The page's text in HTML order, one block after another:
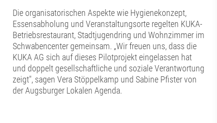
Die organisatorischen Aspekte wie Hygienekonzept,
Essensabholung und Veranstaltungsorte regelten KUKA-
Betriebsrestaurant, Stadtjugendring und Wohnzimmer im
Schwabencenter gemeinsam. „Wir freuen uns, dass die
KUKA AG sich auf dieses Pilotprojekt eingelassen hat
und doppelt gesellschaftliche und soziale Verantwortung
zeigt", sagen Vera Stöppelkamp und Sabine Pfister von
der Augsburger Lokalen Agenda.